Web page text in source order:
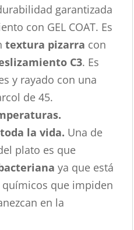
garantizada
con GEL COAT. Es
textura pizarra con
C3. Es
y rayado con una
de 45.
la vida. Una de
plato es que
ya que está
que impiden
en la